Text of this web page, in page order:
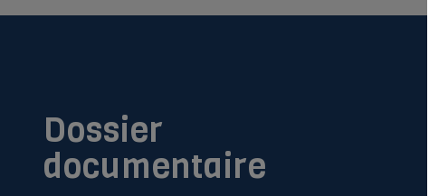
Dossier
documentaire